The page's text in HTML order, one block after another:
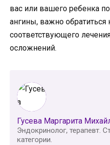
вас или вашего ребенка
ангины, важно обратиться
соответствующего
осложнений.
Гусева Маргарита
Эндокринолог, терапевт.
категории.